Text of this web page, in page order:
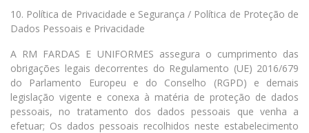
10. Política de Privacidade e Segurança / Política de Proteção de
Dados Pessoais e Privacidade
A RM FARDAS E UNIFORMES assegura o cumprimento das
obrigações legais decorrentes do Regulamento (UE) 2016/679
do Parlamento Europeu e do Conselho (RGPD) e demais
legislação vigente e conexa à matéria de proteção de dados
pessoais, no tratamento dos dados pessoais que venha a
efetuar; Os dados pessoais recolhidos neste estabelecimento